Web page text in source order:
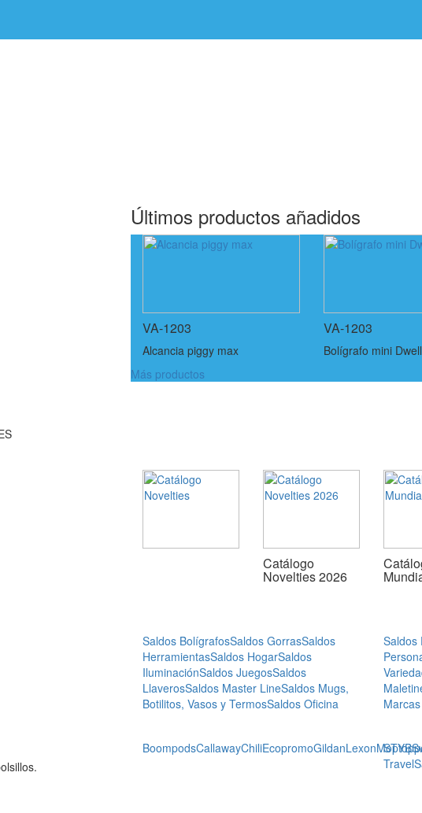
Últimos productos añadidos
VA-1203
Alcancia piggy max
VA-1203
Bolígrafo mini Dwell
Más productos
Catálogo
Novelties 2026
Saldos BolígrafosSaldos GorrasSaldos
HerramientasSaldos HogarSaldos
IluminaciónSaldos JuegosSaldos
LlaverosSaldos Master LineSaldos Mugs,
Botilitos, Vasos y TermosSaldos Oficina
Saldos
Marcas
BoompodsCallawayChiliEcopromoGildanLexon STYB
Travel